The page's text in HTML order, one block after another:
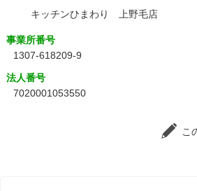
キッチンひまわり 上野毛店
事業所番号
1307-618209-9
法人番号
7020001053550
こ